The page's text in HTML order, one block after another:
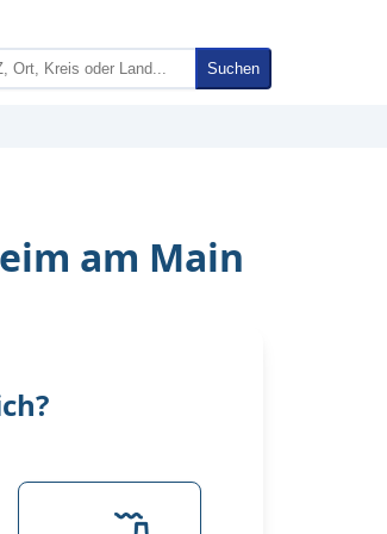
Suchen
am Main